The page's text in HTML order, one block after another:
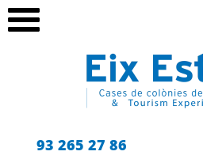
93 265 27 86